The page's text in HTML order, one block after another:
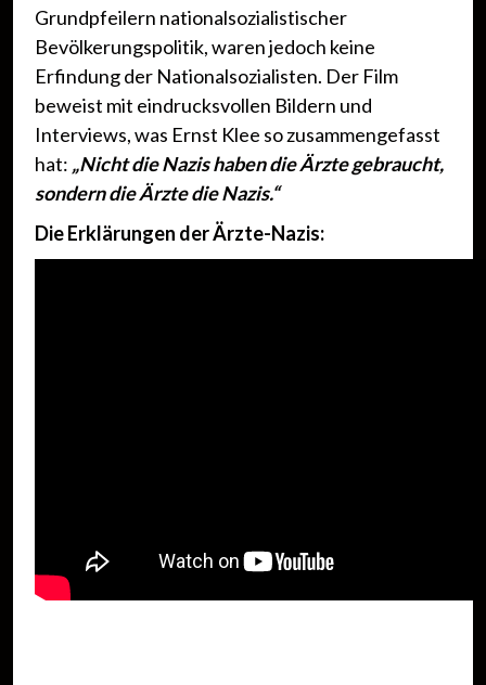
Grundpfeilern nationalsozialistischer
Bevölkerungspolitik, waren jedoch keine
Erfindung der Nationalsozialisten. Der Film
beweist mit eindrucksvollen Bildern und
Interviews, was Ernst Klee so zusammengefasst
hat: „Nicht die Nazis haben die Ärzte gebraucht,
sondern die Ärzte die Nazis.“
Die Erklärungen der Ärzte-Nazis: